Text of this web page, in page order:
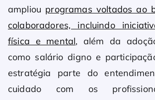
ampliou programas voltados ao
colaboradores, incluindo
física e mental, além da
como salário digno e
estratégia parte do
cuidado com os